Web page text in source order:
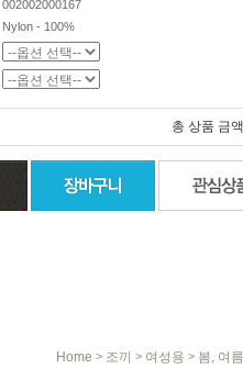
002002000167
Nylon - 100%
총 상품 금액
Home > 조끼 > 여성용 > 봄, 여